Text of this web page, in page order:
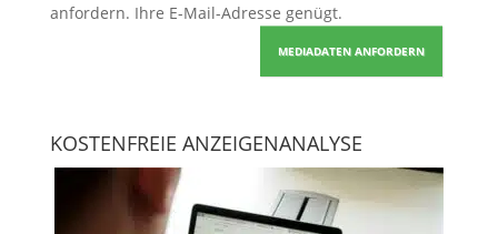
anfordern. Ihre E-Mail-Adresse genügt.
MEDIADATEN ANFORDERN
KOSTENFREIE ANZEIGENANALYSE